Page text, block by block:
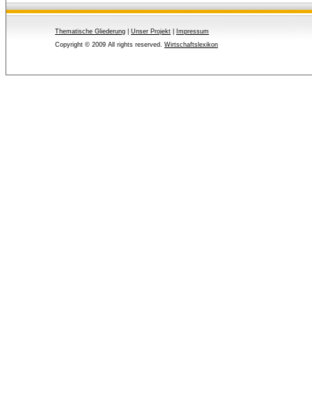
Thematische Gliederung Unser Projekt
Impressum
Copyright © 2009 All rights reserved. Wirtschaftslexikon